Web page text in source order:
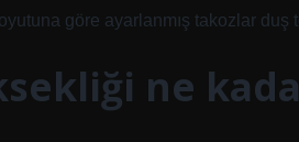
göre ayarlanmış takozlar
ne